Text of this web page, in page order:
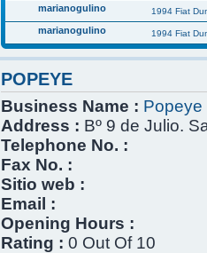
marianogulino 1994 Fiat
marianogulino 1994 Fiat
POPEYE
Business Name : Popeye
Address : Bº 9 de Julio.
Telephone No. :
Fax No. :
Sitio web :
Email :
Opening Hours :
Rating : 0 Out Of 10